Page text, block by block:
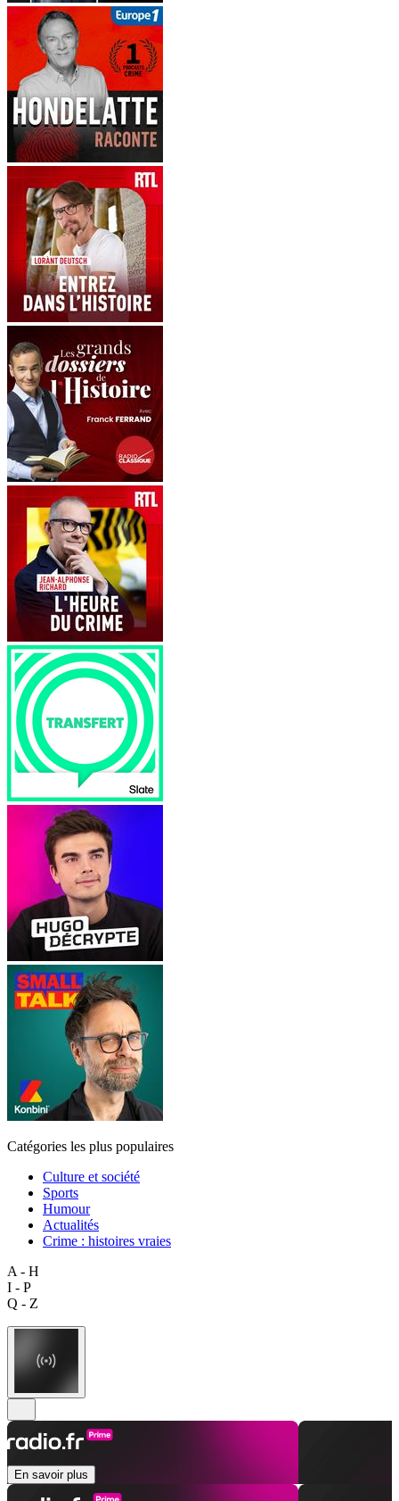
Catégories les plus populaires
Culture et société
Sports
Humour
Actualités
Crime : histoires vraies
A - H
I - P
Q - Z
En savoir plus